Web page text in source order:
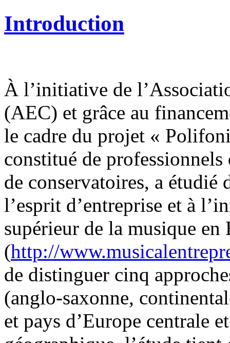
Introduction
À l’initiative de
(AEC) et grâce au
le cadre du projet «
constitué de professionnels
de conservatoires, a
l’esprit d’entreprise et à
supérieur de la musique en
(http://
de distinguer cinq
(anglo-saxonne,
et pays d’Europe centrale